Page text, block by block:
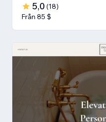
5,0 (18)
Från 85 $